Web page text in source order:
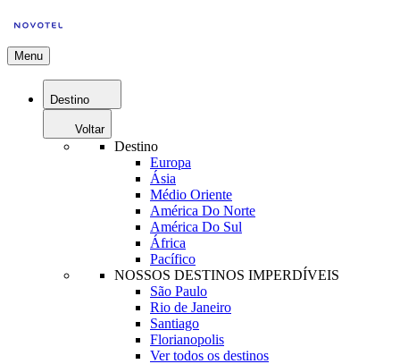
Menu
Destino
Voltar
Destino
Europa
Ásia
Médio Oriente
América Do Norte
América Do Sul
África
Pacífico
NOSSOS DESTINOS IMPERDÍVEIS
São Paulo
Rio de Janeiro
Santiago
Florianopolis
Ver todos os destinos